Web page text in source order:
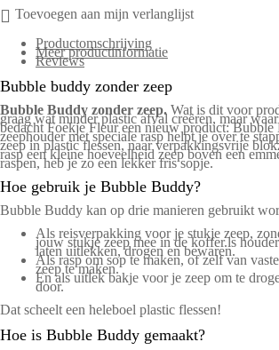
Toevoegen aan mijn verlanglijst
Productomschrijving
Meer productinformatie
Reviews
Bubble buddy zonder zeep
Bubble Buddy zonder zeep. Wat is dit voor
graag wat minder plastic afval creëren, maar
bedacht Foekje Fleur een nieuw product: Bubble
zeephouder met speciale rasp helpt je over te
zeep in plastic flessen, naar verpakkingsvrije
rasp een kleine hoeveelheid zeep boven een
raspen, heb je zo een lekker fris sopje.
Hoe gebruik je Bubble Buddy?
Bubble Buddy kan op drie manieren gebruikt
Als reisverpakking voor je stukje zeep,
jouw stukje zeep mee in de koffer.ls
laten uitlekken, drogen en bewaren.
Als rasp om sop te maken, of zelf van
zeep te maken.
En als uitlek bakje voor je zeep om te
door.
Dat scheelt een heleboel plastic flessen!
Hoe is Bubble Buddy gemaakt?